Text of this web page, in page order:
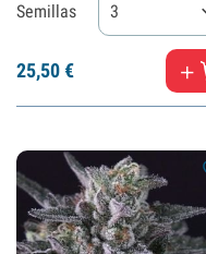
Semillas 3
25,50€